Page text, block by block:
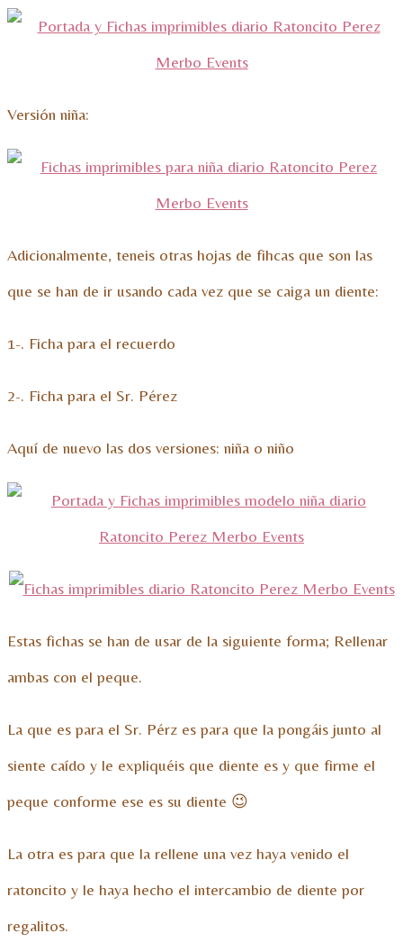
Versión niña:
Adicionalmente, teneis otras hojas de fihcas que son las
que se han de ir usando cada vez que se caiga un diente:
1-. Ficha para el recuerdo
2-. Ficha para el Sr. Pérez
Aquí de nuevo las dos versiones: niña o niño
Estas fichas se han de usar de la siguiente forma; Rellenar
ambas con el peque.
La que es para el Sr. Pérz es para que la pongáis junto al
siente caído y le expliquéis que diente es y que firme el
peque conforme ese es su diente 😉
La otra es para que la rellene una vez haya venido el
ratoncito y le haya hecho el intercambio de diente por
regalitos.